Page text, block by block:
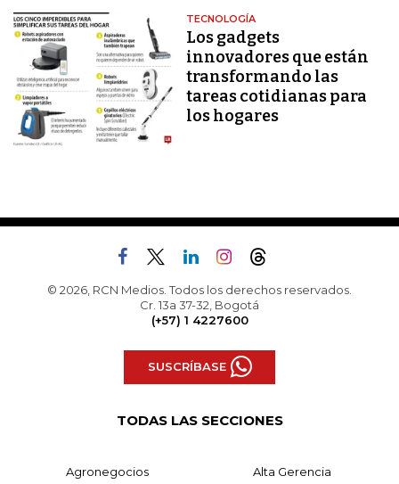
TECNOLOGÍA
Los gadgets
innovadores que están
transformando las
tareas cotidianas para
los hogares
© 2026, RCN Medios. Todos los derechos reservados.
Cr. 13a 37-32, Bogotá
(+57) 1 4227600
SUSCRÍBASE
TODAS LAS SECCIONES
Agronegocios Alta Gerencia